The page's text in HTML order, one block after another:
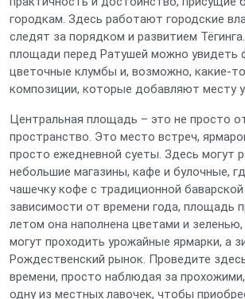
городкам. Здесь работают городские
следят за порядком и развитием
площади перед Ратушей можно увидеть
цветочные клумбы и, возможно, какие-
композиции, которые добавляют месту
Центральная площадь – это не просто
пространство. Это место встреч,
просто ежедневной суеты. Здесь могут
небольшие магазины, кафе и булочные,
чашечку кофе с традиционной
зависимости от времени года, площадь
летом она наполнена цветами и
могут проходить урожайные ярмарки, а
Рождественский рынок. Проведите
времени, просто наблюдая за
одну из местных лавочек, чтобы